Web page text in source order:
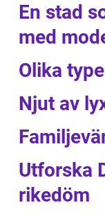
En stad
med
Olika
Njut av
Utforska
rikedöm